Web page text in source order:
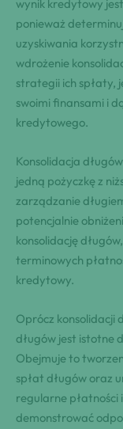
wynik kredytowy
ponieważ
uzyskiwania
wdrożenie
strategii ich spłaty,
swoimi finansami i
kredytowego.
Konsolidacja
jedną pożyczkę z
zarządzanie
potencjalnie
konsolidację
terminowych
kredytowy.
Oprócz konsolidacji
długów jest istotne
Obejmuje to
spłat długów oraz
regularne płatności
demonstrować